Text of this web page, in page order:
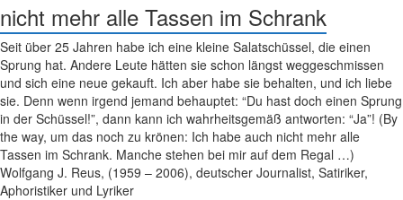
nicht mehr alle Tassen im Schrank
Seit über 25 Jahren habe ich eine kleine Salatschüssel, die einen
Sprung hat. Andere Leute hätten sie schon längst weggeschmissen
und sich eine neue gekauft. Ich aber habe sie behalten, und ich liebe
sie. Denn wenn irgend jemand behauptet: “Du hast doch einen Sprung
in der Schüssel!”, dann kann ich wahrheitsgemäß antworten: “Ja”! (By
the way, um das noch zu krönen: Ich habe auch nicht mehr alle
Tassen im Schrank. Manche stehen bei mir auf dem Regal …)
Wolfgang J. Reus, (1959 – 2006), deutscher Journalist, Satiriker,
Aphoristiker und Lyriker